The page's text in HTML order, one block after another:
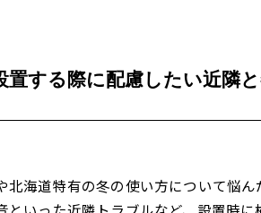
する際に配慮したい近隣
海道特有の冬の使い方について悩